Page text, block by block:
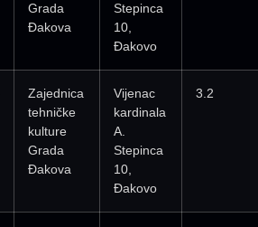
Grada
Đakova
Stepinca
10,
Đakovo
Zajednica
tehničke
kulture
Grada
Đakova
Vijenac
kardinala
A.
Stepinca
10,
Đakovo
3.2